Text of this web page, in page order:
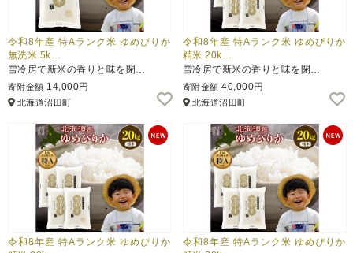
令和8年産 特Aランク米 ゆめぴりか
無洗米 5k…
雪冷房で新米の香りと味を閉…
寄附金額 14,000円
北海道沼田町
令和8年産 特Aランク米 ゆめぴりか
精米 20k…
雪冷房で新米の香りと味を閉…
寄附金額 40,000円
北海道沼田町
令和8年産 特Aランク米 ゆめぴりか
令和8年産 特Aランク米 ゆめぴりか